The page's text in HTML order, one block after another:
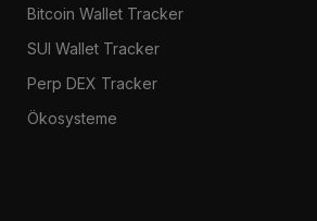
Bitcoin Wallet Tracker
SUI Wallet Tracker
Perp DEX Tracker
Ökosysteme